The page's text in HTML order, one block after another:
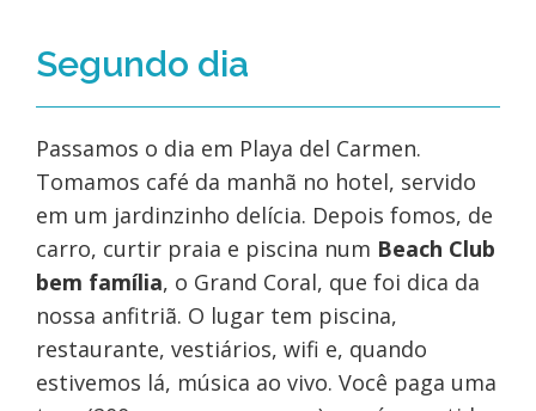
Segundo dia
Passamos o dia em Playa del Carmen.
Tomamos café da manhã no hotel, servido
em um jardinzinho delícia. Depois fomos, de
carro, curtir praia e piscina num Beach Club
bem família, o Grand Coral, que foi dica da
nossa anfitriã. O lugar tem piscina,
restaurante, vestiários, wifi e, quando
estivemos lá, música ao vivo. Você paga uma